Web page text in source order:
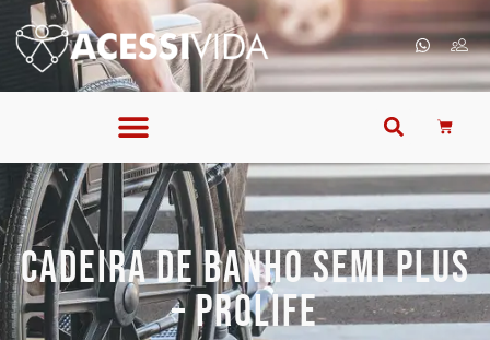
CADEIRA DE BANHO SEMI PLUS
– PROLIFE